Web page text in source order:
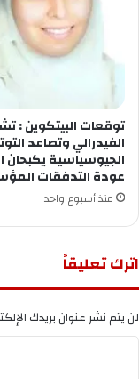
توقعات البيتكوين :
الفيدرالي وتصاعد
الجيوسياسية يكبحان
عودة التدفقات
منذ أسبوع واحد
اترك تعليقاً
لن يتم نشر عنوان بريدك